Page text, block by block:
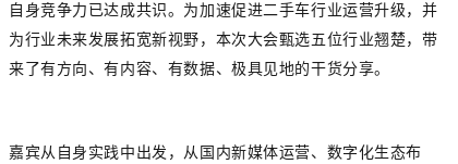
自身竞争力已达成共识。为加速促进二手车行业运营升级，并
为行业未来发展拓宽新视野，本次大会甄选五位行业翘楚，带
来了有方向、有内容、有数据、极具见地的干货分享。
嘉宾从自身实践中出发，从国内新媒体运营、数字化生态布